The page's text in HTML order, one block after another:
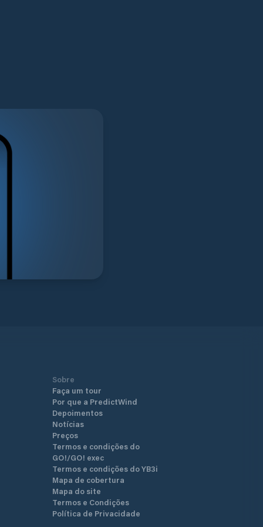
Sobre
Faça um tour
Por que a PredictWind
Depoimentos
Notícias
Preços
Termos e condições do
GO!/GO! exec
Termos e condições do YB3i
Mapa de cobertura
Mapa do site
Termos e Condições
Política de Privacidade